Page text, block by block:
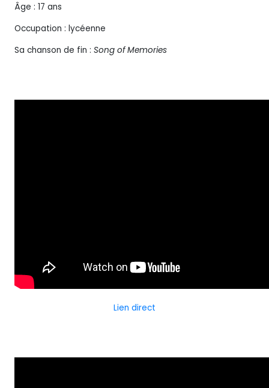
Âge : 17 ans
Occupation : lycéenne
Sa chanson de fin : Song of Memories
Lien direct